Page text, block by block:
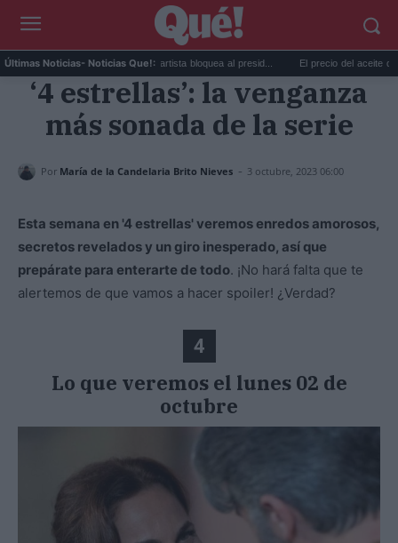
Últimas Noticias- Noticias Que!:
Taylor Swift y Trump: la artista bloquea al presid... El precio del aceite de
‘4 estrellas’: la venganza
más sonada de la serie
Por María de la Candelaria Brito Nieves - 3 octubre, 2023 06:00
Esta semana en '4 estrellas' veremos enredos amorosos,
secretos revelados y un giro inesperado, así que
prepárate para enterarte de todo. ¡No hará falta que te
alertemos de que vamos a hacer spoiler! ¿Verdad?
4
Lo que veremos el lunes 02 de
octubre